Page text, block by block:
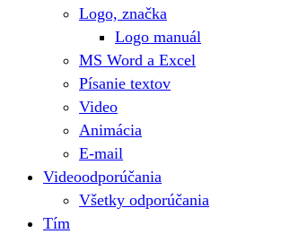
Logo, značka
Logo manuál
MS Word a Excel
Písanie textov
Video
Animácia
E-mail
Videoodporúčania
Všetky odporúčania
Tím